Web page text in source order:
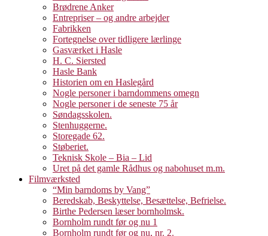
Brødrene Anker
Entrepriser – og andre arbejder
Fabrikken
Fortegnelse over tidligere lærlinge
Gasværket i Hasle
H. C. Siersted
Hasle Bank
Historien om en Haslegård
Nogle personer i barndommens omegn
Nogle personer i de seneste 75 år
Søndagsskolen.
Stenhuggerne.
Storegade 62.
Støberiet.
Teknisk Skole – Bia – Lid
Uret på det gamle Rådhus og nabohuset m.m.
Filmværksted
“Min barndoms by Vang”
Beredskab, Beskyttelse, Besættelse, Befrielse.
Birthe Pedersen læser bornholmsk.
Bornholm rundt før og nu 1
Bornholm rundt før og nu, nr. 2.